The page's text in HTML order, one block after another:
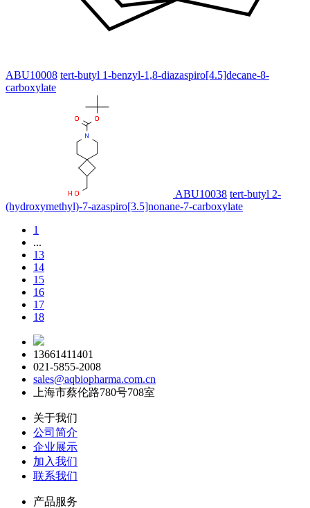
ABU10008 tert-butyl 1-benzyl-1,8-diazaspiro[4.5]decane-8-
carboxylate
ABU10038 tert-butyl 2-
(hydroxymethyl)-7-azaspiro[3.5]nonane-7-carboxylate
1
...
13
14
15
16
17
18
13661411401
021-5855-2008
sales@aqbiopharma.com.cn
上海市蔡伦路780号708室
关于我们
公司简介
企业展示
加入我们
联系我们
产品服务